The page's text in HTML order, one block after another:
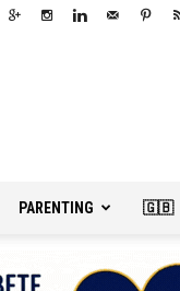
PARENTING 🇬🇧